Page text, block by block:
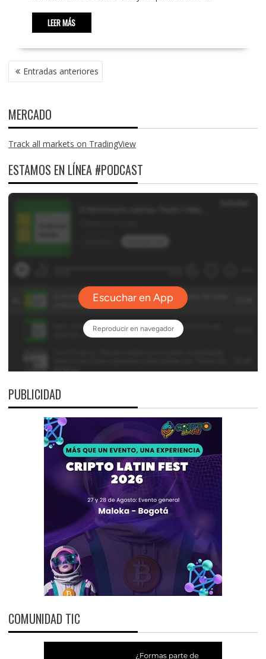
LEER MÁS
NAVEGACIÓN
DE Entradas anteriores
MERCADO
Track all markets on TradingView
ESTAMOS EN LÍNEA #PODCAST
PUBLICIDAD
COMUNIDAD TIC